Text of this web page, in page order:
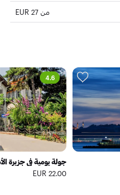
من 27 EUR
4.6
جولة يومية في جزيرة
22.00 EUR